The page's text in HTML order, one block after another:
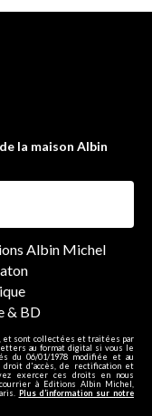
la maison Albin
Albin Michel
& BD
et sont collectées et traitées par
au format digital si vous le
du 06/01/1978 modifiée et au
droit d'accès, de rectification et
exercer ces droits en nous
à Editions Albin Michel,
Plus d’information sur notre